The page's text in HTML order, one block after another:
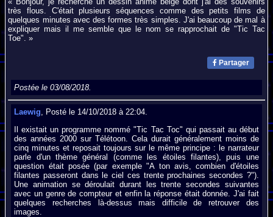
très flous. C'était plusieurs séquences comme des petits films de
quelques minutes avec des formes très simples. J'ai beaucoup de mal à
expliquer mais il me semble que le nom se rapprochait de "Tic Tac
Toe". »
Partager
Postée le 03/08/2018.
Laewig, Posté le 14/10/2018 à 22:04.
Il existait un programme nommé "Tic Tac Toc" qui passait au début
des années 2000 sur Télétoon. Cela durait généralement moins de
cinq minutes et reposait toujours sur le même principe : le narrateur
parle d'un thème général (comme les étoiles filantes), puis une
question était posée (par exemple "A ton avis, combien d'étoiles
filantes passeront dans le ciel ces trente prochaines secondes ?").
Une animation se déroulait durant les trente secondes suivantes
avec un genre de compteur et enfin la réponse était donnée. J'ai fait
quelques recherches là-dessus mais difficile de retrouver des
images.